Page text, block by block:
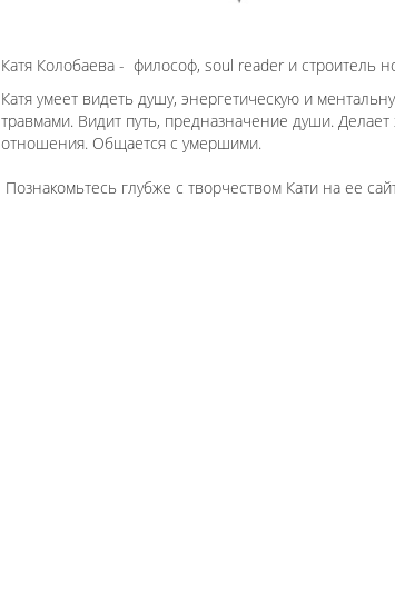
Катя Колобаева - философ, soul reader и строитель
Катя умеет видеть душу, энергетическую и
травмами. Видит путь, предназначение души.
отношения. Общается с умершими.
Познакомьтесь глубже с творчеством Кати на ее